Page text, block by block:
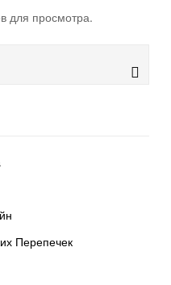
для просмотра.
Перепечек